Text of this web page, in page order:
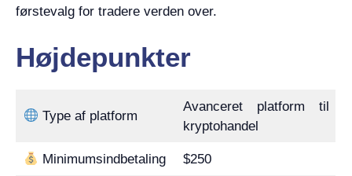
førstevalg for tradere verden over.
Højdepunkter
Type af platform
Avanceret platform til
kryptohandel
Minimumsindbetaling $250